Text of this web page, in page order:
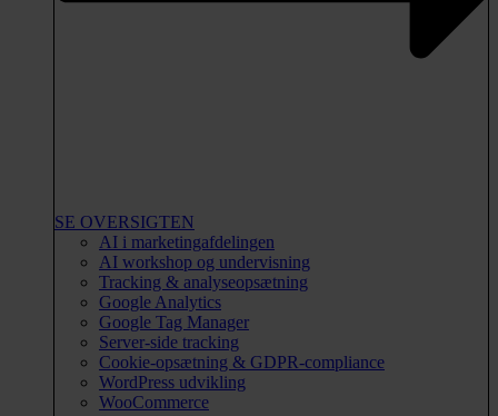
SE OVERSIGTEN
AI i marketingafdelingen
AI workshop og undervisning
Tracking & analyseopsætning
Google Analytics
Google Tag Manager
Server-side tracking
Cookie-opsætning & GDPR-compliance
WordPress udvikling
WooCommerce